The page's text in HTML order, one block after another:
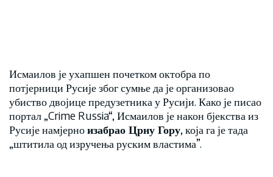
Исмаилов је ухапшен почетком октобра по
потјерници Русије због сумње да је организовао
убиство двојице предузетника у Русији. Како је писао
портал „Crime Russia“, Исмаилов је након бјекства из
Русије намјерноизабрао Црну Гору, која га је тада
„штитила од изручења руским властима”.